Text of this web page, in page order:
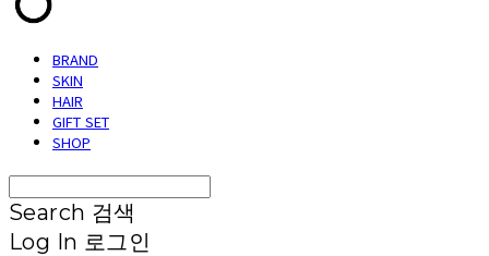
BRAND
SKIN
HAIR
GIFT SET
SHOP
Search 검색
Log In 로그인